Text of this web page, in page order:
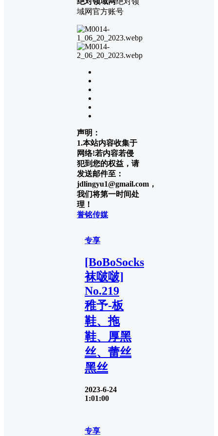
域网官方账号
声明：
1.本站内容收集于
网络!若内容若侵
犯到您的权益，请
发送邮件至：
jdlingyu1@gmail.com，
我们将第一时间处
理！
誉铭传媒
专享
[BoBoSocks
袜啵啵]
No.219
稚予-板
鞋、拖
鞋、厚黑
丝、蕾丝
黑丝
2023-6-24
1:01:00
专享